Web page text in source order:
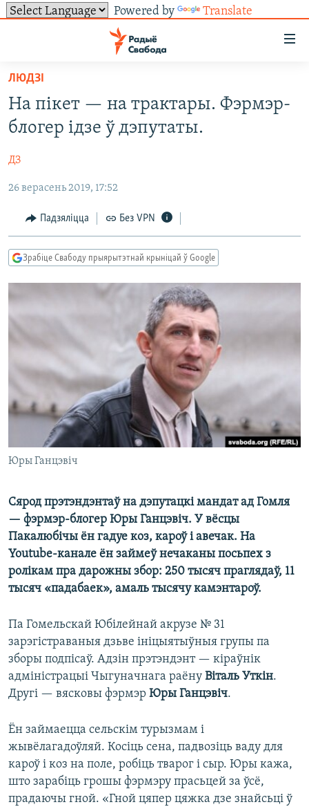
Powered by Translate
ўнівэрсальнага
доступу
Перайсьці
да
галоўнага
Перайсьці
да
навігацыі
Перайсьці
да
пошуку
ПАЛІТЫКА
ЭКАНОМІКА
БЕЛАРУСЫ НА ВАЙНЕ
КУЛЬТУРА
ТОЛЬКІ НА СВАБОДЗЕ
ГІСТОРЫЯ НА СВАБОДЗЕ
ПАДКАСТЫ
АЎДЫЁКНІГІ
МОВА
ПАДЗЯЛІЦЦА ІНФАРМАЦЫЯЙ
ПАДПІСАЦЦА
RSS
ПАДКАСТЫ
TWITTER
Усе сайты РС/РСЭ
ЛЮДЗІ
На пікет — на трактары. Фэрмэр-
блогер ідзе ў дэпутаты.
ДЗ
26 верасень 2019, 17:52
Падзяліцца Без VPN
Зрабіце Свабоду прыярытэтнай крыніцай ў Google
Юры Ганцэвіч
Сярод прэтэндэнтаў на дэпутацкі мандат ад Гомля
— фэрмэр-блогер Юры Ганцэвіч. У вёсцы
Пакалюбічы ён гадуе коз, кароў і авечак. На
Youtube-канале ён займеў нечаканы посьпех з
ролікам пра дарожны збор: 250 тысяч праглядаў, 11
тысяч «падабаек», амаль тысячу камэнтароў.
Па Гомельскай Юбілейнай акрузе № 31
зарэгістраваныя дзьве ініцыятыўныя групы па
зборы подпісаў. Адзін прэтэндэнт — кіраўнік
адміністрацыі Чыгуначнага раёну Віталь Уткін.
Другі — вясковы фэрмэр Юры Ганцэвіч.
Ён займаецца сельскім турызмам і
жывёлагадоўляй. Косіць сена, падвозіць ваду для
кароў і коз на поле, робіць тварог і сыр. Юры кажа,
што зарабіць грошы фэрмэру прасьцей за ўсё,
прадаючы гной. «Гной цяпер цяжка дзе знайсьці ў